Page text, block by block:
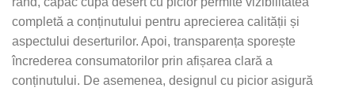
completă a conținutului pentru aprecierea calității și
aspectului deserturilor. Apoi, transparența sporește
încrederea consumatorilor prin afișarea clară a
conținutului. De asemenea, designul cu picior asigură